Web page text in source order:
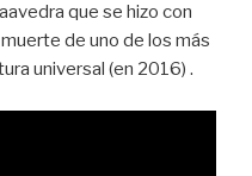
que se hizo con
de uno de los más
universal (en 2016) .